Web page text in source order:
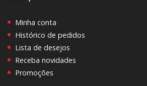
Minha conta
Histórico de pedidos
Lista de desejos
Receba novidades
Promoções